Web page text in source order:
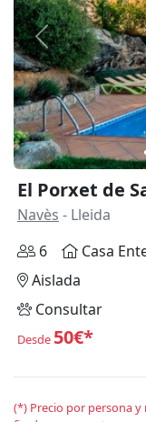
Anterior
El Porxet de
Navès - Lleida
6
Casa
Aislada
Consultar
Desde 50€*
(*) Precio por persona y